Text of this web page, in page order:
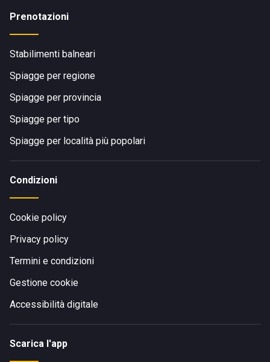
Prenotazioni
Stabilimenti balneari
Spiagge per regione
Spiagge per provincia
Spiagge per tipo
Spiagge per località più popolari
Condizioni
Cookie policy
Privacy policy
Termini e condizioni
Gestione cookie
Accessibilità digitale
Scarica l'app